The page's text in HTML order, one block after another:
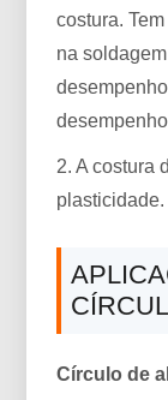
costura.
na
2. A costura
plasticidade.
Círculo de